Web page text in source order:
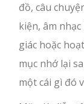
đồ, câu
kiện, âm
giác hoặc
mục nhớ lại
một cái gì đó